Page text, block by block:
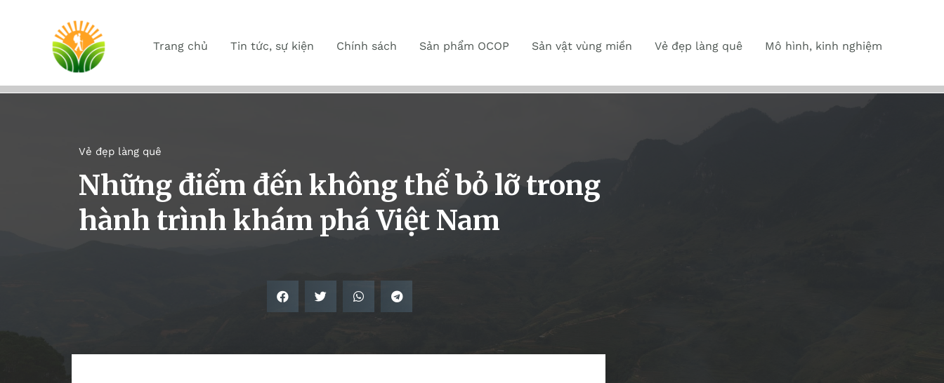
Trang chủ Tin tức, sự kiện Chính sách Sản phẩm OCOP Sản vật vùng miền Vẻ đẹp làng quê Mô hình, kinh nghiệm
Vẻ đẹp làng quê
Những điểm đến không thể bỏ lỡ trong
hành trình khám phá Việt Nam